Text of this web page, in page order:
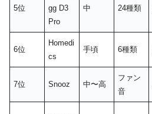
5位
gg D3
Pro
中 24種類
6位
Homedi
cs
手頃 6種類
7位 Snooz 中〜高
ファン
音